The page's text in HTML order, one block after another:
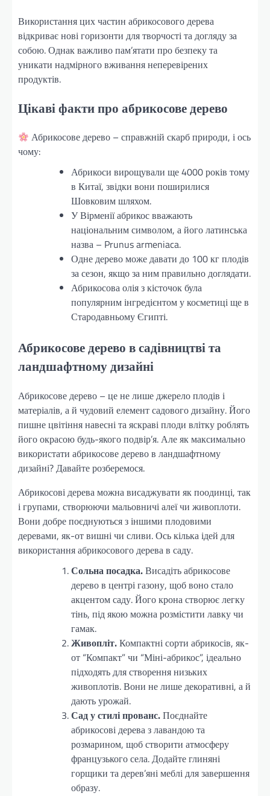
Використання цих частин абрикосового дерева
відкриває нові горизонти для творчості та догляду за
собою. Однак важливо пам’ятати про безпеку та
уникати надмірного вживання неперевірених
продуктів.
Цікаві факти про абрикосове дерево
Абрикосове дерево – справжній скарб природи, і ось
чому:
Абрикоси вирощували ще 4000 років тому
в Китаї, звідки вони поширилися
Шовковим шляхом.
У Вірменії абрикос вважають
національним символом, а його латинська
назва – Prunus armeniaca.
Одне дерево може давати до 100 кг плодів
за сезон, якщо за ним правильно доглядати.
Абрикосова олія з кісточок була
популярним інгредієнтом у косметиці ще в
Стародавньому Єгипті.
Абрикосове дерево в садівництві та
ландшафтному дизайні
Абрикосове дерево – це не лише джерело плодів і
матеріалів, а й чудовий елемент садового дизайну. Його
пишне цвітіння навесні та яскраві плоди влітку роблять
його окрасою будь-якого подвір’я. Але як максимально
використати абрикосове дерево в ландшафтному
дизайні? Давайте розберемося.
Абрикосові дерева можна висаджувати як поодинці, так
і групами, створюючи мальовничі алеї чи живоплоти.
Вони добре поєднуються з іншими плодовими
деревами, як-от вишні чи сливи. Ось кілька ідей для
використання абрикосового дерева в саду.
Сольна посадка.Висадіть абрикосове
дерево в центрі газону, щоб воно стало
акцентом саду. Його крона створює легку
тінь, під якою можна розмістити лавку чи
гамак.
Живопліт.Компактні сорти абрикосів, як-
от “Компакт” чи “Міні-абрикос”, ідеально
підходять для створення низьких
живоплотів. Вони не лише декоративні, а й
дають урожай.
Сад у стилі прованс.Поєднайте
абрикосові дерева з лавандою та
розмарином, щоб створити атмосферу
французького села. Додайте глиняні
горщики та дерев’яні меблі для завершення
образу.